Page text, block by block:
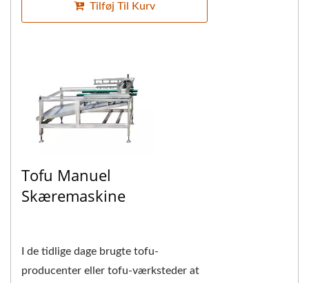
Tilføj Til Kurv
Tofu Manuel
Skæremaskine
I de tidlige dage brugte tofu-
producenter eller tofu-værksteder at